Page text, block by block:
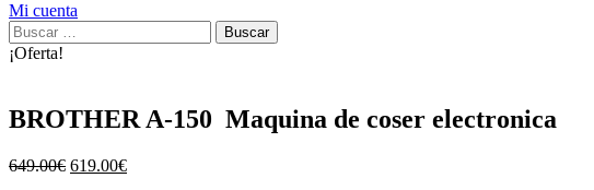
Mi cuenta
Buscar:
¡Oferta!
BROTHER A-150 Maquina de coser electronica
649.00€ El
619.00€El